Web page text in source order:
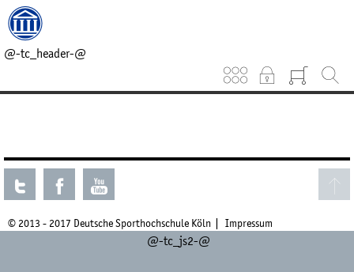
@-tc_header-@
@-tc_breadcrumb-@
Keinen aktuellen Kurs gefunden.
© 2013 - 2017 Deutsche Sporthochschule Köln Impressum
@-tc_js2-@